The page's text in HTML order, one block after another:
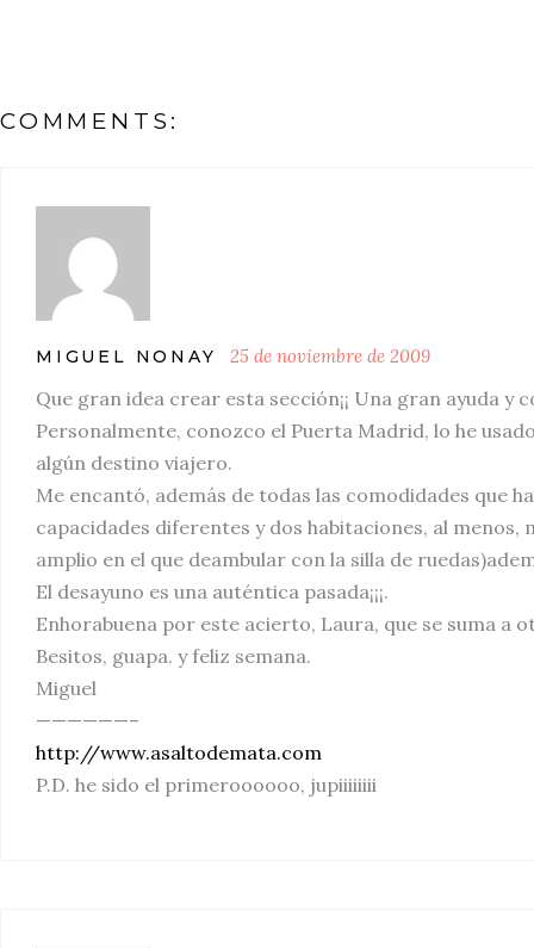
COMMENTS:
MIGUEL NONAY 25 de noviembre de 2009
Que gran idea crear esta sección¡¡ Una gran ayuda
Personalmente, conozco el Puerta Madrid, lo he
algún destino viajero.
Me encantó, además de todas las comodidades que
capacidades diferentes y dos habitaciones, al
amplio en el que deambular con la silla de
El desayuno es una auténtica pasada¡¡¡.
Enhorabuena por este acierto, Laura, que se suma a
Besitos, guapa. y feliz semana.
Miguel
——————–
http://www.asaltodemata.com
P.D. he sido el primeroooooo, jupiiiiiiii